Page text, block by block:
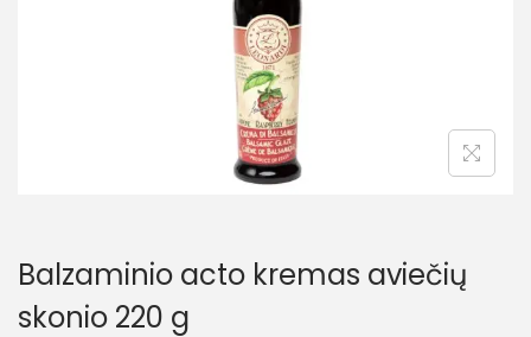
t
i
o
n
t
Balzaminio acto kremas aviečių
skonio 220 g